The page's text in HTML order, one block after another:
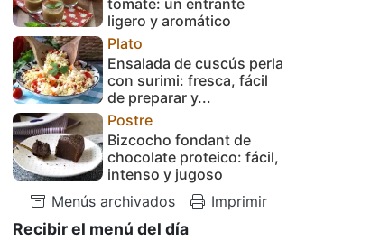
ligero y aromático
Plato
Ensalada de cuscús perla
con surimi: fresca, fácil
de preparar y...
Postre
Bizcocho fondant de
chocolate proteico: fácil,
intenso y jugoso
Menús archivados
Imprimir
Recibir el menú del día